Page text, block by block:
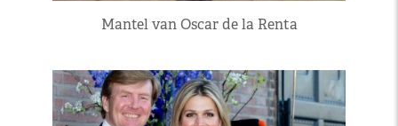
Mantel van Oscar de la Renta